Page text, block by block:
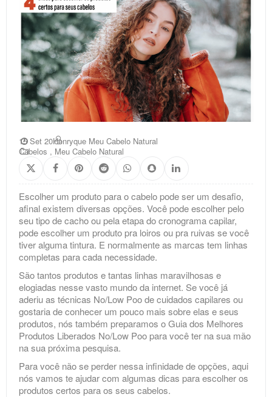
15 Set 20Henryque Meu Cabelo Natural
Cabelos , Meu Cabelo Natural
Escolher um produto para o cabelo pode ser um desafio,
afinal existem diversas opções. Você pode escolher pelo
seu tipo de cacho ou pela etapa do cronograma capilar,
pode escolher um produto pra loiros ou pra ruivas se você
tiver alguma tintura. E normalmente as marcas tem linhas
completas para cada necessidade.
São tantos produtos e tantas linhas maravilhosas e
elogiadas nesse vasto mundo da internet. Se você já
aderiu as técnicas No/Low Poo de cuidados capilares ou
gostaria de conhecer um pouco mais sobre elas e seus
produtos, nós também preparamos oGuia dos Melhores
Produtos Liberados No/Low Poopara você ter na sua mão
na sua próxima pesquisa.
Para você não se perder nessa infinidade de opções, aqui
nós vamos te ajudar com algumas dicas para escolher os
produtos certos para os seus cabelos.